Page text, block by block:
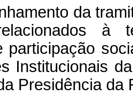
da
à
participação
Institucionais
Presidência da